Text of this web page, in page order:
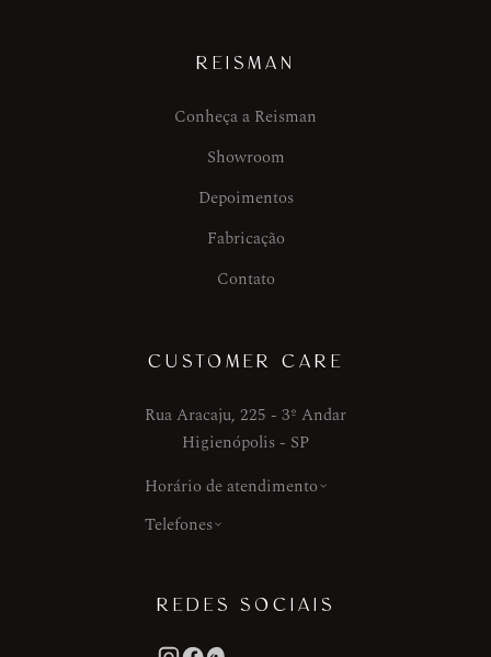
REISMAN
Conheça a Reisman
Showroom
Depoimentos
Fabricação
Contato
CUSTOMER CARE
Rua Aracaju, 225 - 3º Andar
Higienópolis - SP
Horário de atendimento
Telefones
REDES SOCIAIS